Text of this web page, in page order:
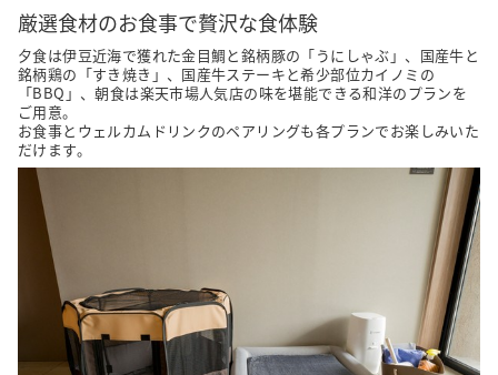
厳選食材のお食事で贅沢な食体験
夕食は伊豆近海で獲れた金目鯛と銘柄豚の「うにしゃぶ」、国産牛と
銘柄鶏の「すき焼き」、国産牛ステーキと希少部位カイノミの
「BBQ」、朝食は楽天市場人気店の味を堪能できる和洋のプランを
ご用意。
お食事とウェルカムドリンクのペアリングも各プランでお楽しみいた
だけます。